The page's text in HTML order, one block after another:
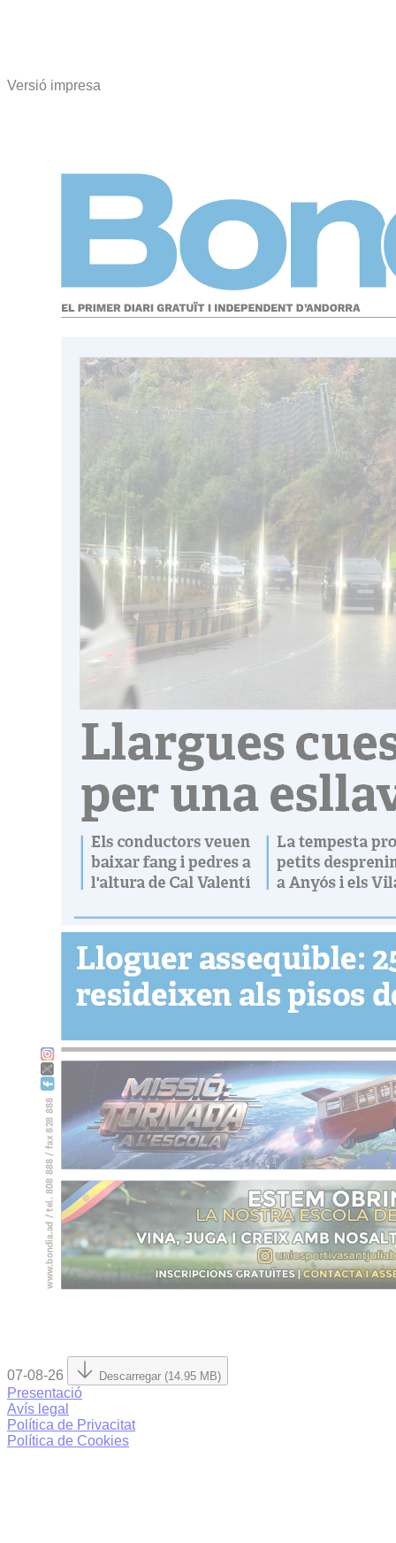
Versió impresa
07-08-26 Descarregar (14.95 MB)
Presentació
Avís legal
Política de Privacitat
Política de Cookies